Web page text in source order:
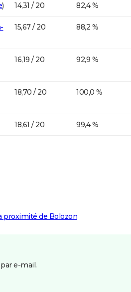
) 14,31 / 20 82,4 %
15,67 / 20 88,2 %
16,19 / 20 92,9 %
18,70 / 20 100,0 %
18,61 / 20 99,4 %
proximité de Bolozon
e-mail.